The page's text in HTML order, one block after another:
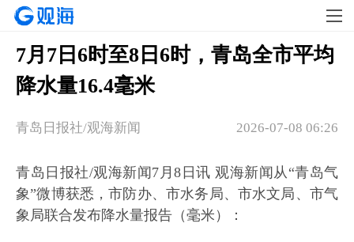
7月7日6时至8日6时，青岛全市平均
降水量16.4毫米
2026-07-08 06:26
青岛日报社/观海新闻
青岛日报社/观海新闻7月8日讯 观海新闻从“青岛气
象”微博获悉，市防办、市水务局、市水文局、市气
象局联合发布降水量报告（毫米）：